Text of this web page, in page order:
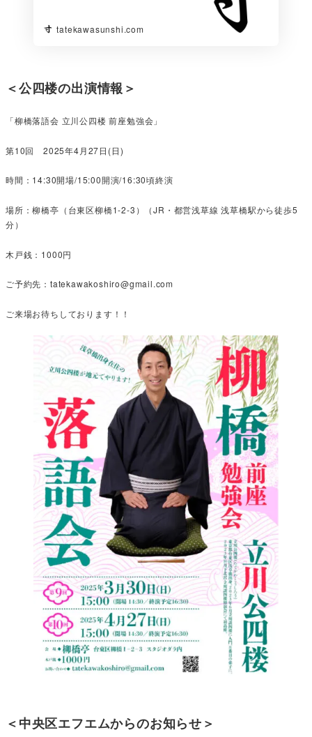
tatekawasunshi.com
＜公四楼の出演情報＞
「柳橋落語会 立川公四楼 前座勉強会」
第10回 2025年4月27日(日)
時間：14:30開場/15:00開演/16:30頃終演
場所：柳橋亭（台東区柳橋1-2-3）（JR・都営浅草線 浅草橋駅から徒歩5
分）
木戸銭：1000円
ご予約先：tatekawakoshiro@gmail.com
ご来場お待ちしております！！
＜中央区エフエムからのお知らせ＞